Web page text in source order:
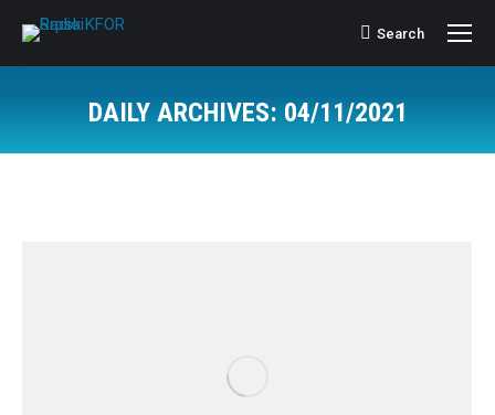
Search:
Search
DAILY ARCHIVES: 04/11/2021